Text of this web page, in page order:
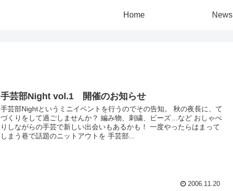
Home News
手芸部Night vol.1 開催のお知らせ
手芸部Nightというミニイベントを行うのでその告知。 秋の夜長に、て
づくりをして過ごしませんか？ 編み物、刺繍、ビーズ…など おしゃべ
りしながらの手芸で新しい出会いもあるかも！ 一度やったらはまって
しまう巷で話題のニットアウトを 手芸部...
2006.11.20